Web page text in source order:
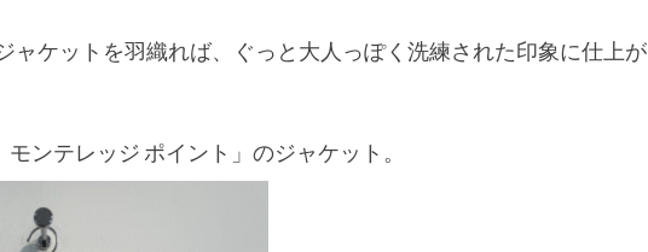
ャケットを羽織れば、ぐっと大人っぽく洗練された印象に仕上が
ンテレッジ ポイント」のジャケット。